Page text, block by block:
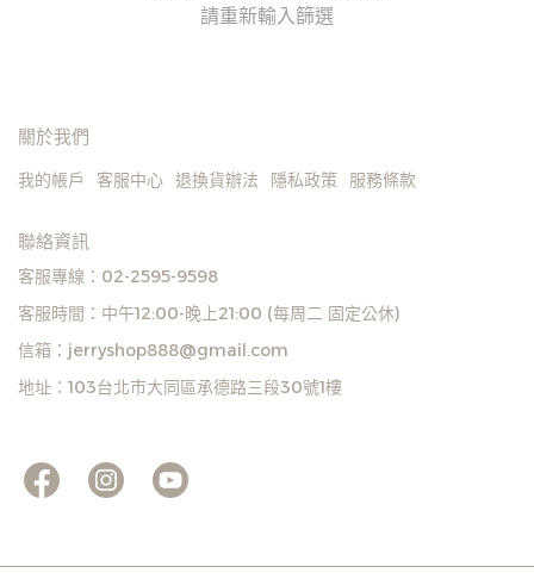
請重新輸入篩選
關於我們
我的帳戶 客服中心 退換貨辦法 隱私政策 服務條款
聯絡資訊
客服專線：02-2595-9598
客服時間：中午12:00-晚上21:00 (每周二 固定公休)
信箱：jerryshop888@gmail.com
地址：103台北市大同區承德路三段30號1樓